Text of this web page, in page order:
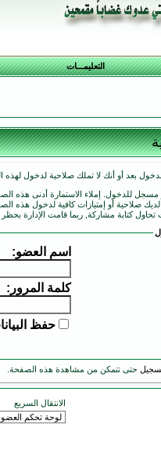
التعليمـــات
بعد أو أنك لا تملك صلاحية لدخول لهذه
مسجل للدخول. إملاء الاستمارة أدنى هذه
صلاحية أو إمتيازات كافية لدخول هذه
تحاول كتابة مشاركة, ربما قامت الإدارة
اسم العضو:
كلمة المرور:
حفظ
حتى تتمكن من مشاهدة هذه الصفحة.
الانتقال السريع